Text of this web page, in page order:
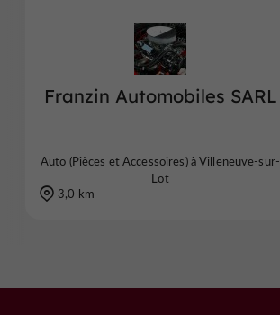
Franzin Automobiles SARL
Auto (Pièces et Accessoires) à Villeneuve-sur-
Lot
3,0 km